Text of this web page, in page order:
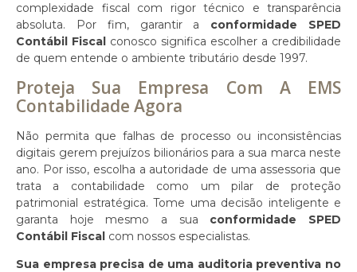
complexidade fiscal com rigor técnico e transparência
absoluta. Por fim, garantir a conformidade SPED
Contábil Fiscal conosco significa escolher a credibilidade
de quem entende o ambiente tributário desde 1997.
Proteja Sua Empresa Com A EMS
Contabilidade Agora
Não permita que falhas de processo ou inconsistências
digitais gerem prejuízos bilionários para a sua marca neste
ano. Por isso, escolha a autoridade de uma assessoria que
trata a contabilidade como um pilar de proteção
patrimonial estratégica. Tome uma decisão inteligente e
garanta hoje mesmo a sua conformidade SPED
Contábil Fiscal com nossos especialistas.
Sua empresa precisa de uma auditoria preventiva no